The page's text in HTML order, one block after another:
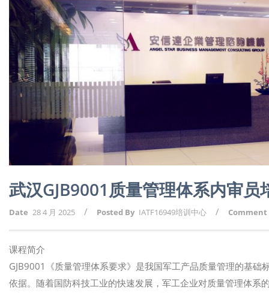
武汉GJB9001质量管理体系内审
Date 28 4 月 2025 / Posted By IATF16949培训中心 / Comment
课程简介
GJB9001《质量管理体系要求》是我国军工产品质量管理的基
依据。随着国防科技工业的快速发展，军工企业对质量管理体系